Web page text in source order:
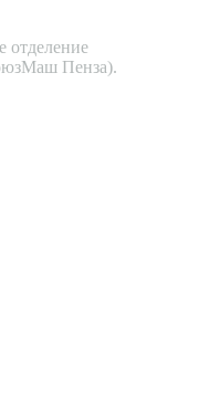
отделение
Пенза).